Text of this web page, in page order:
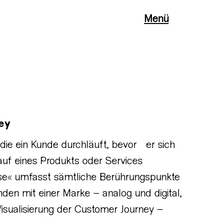
Menü
ein Kunde durchläuft, bevor er sich
eines Produkts oder Services
umfasst sämtliche Berührungspunkte
mit einer Marke – analog und digital,
der Customer Journey –